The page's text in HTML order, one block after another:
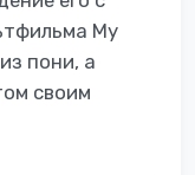
My
пони, а
своим